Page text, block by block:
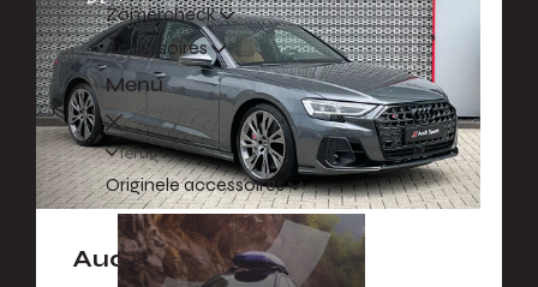
Zomercheck
Accessoires
Menu
Terug
Originele accessoires
Audi S8